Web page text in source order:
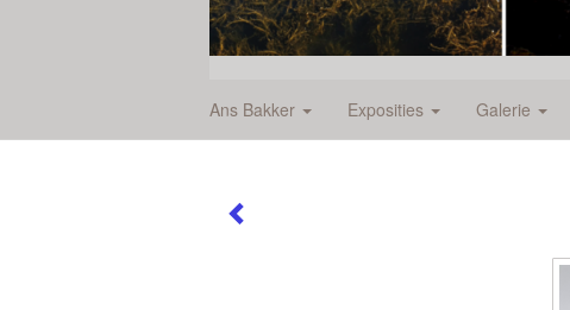
Ans Bakker Exposities Galerie